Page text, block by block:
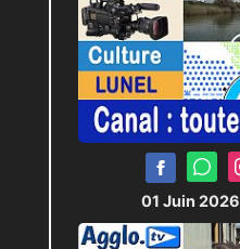
01 Juin 2026